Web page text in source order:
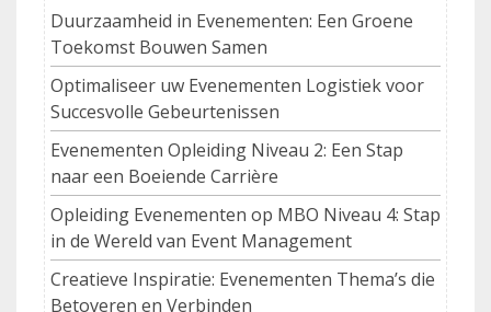
Duurzaamheid in Evenementen: Een Groene
Toekomst Bouwen Samen
Optimaliseer uw Evenementen Logistiek voor
Succesvolle Gebeurtenissen
Evenementen Opleiding Niveau 2: Een Stap
naar een Boeiende Carrière
Opleiding Evenementen op MBO Niveau 4: Stap
in de Wereld van Event Management
Creatieve Inspiratie: Evenementen Thema’s die
Betoveren en Verbinden